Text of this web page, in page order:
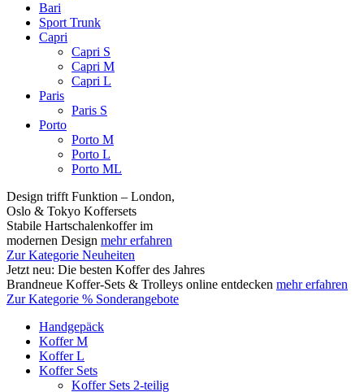
Bari
Sport Trunk
Capri
Capri S
Capri M
Capri L
Paris
Paris S
Porto
Porto M
Porto L
Porto ML
Design trifft Funktion – London,
Oslo & Tokyo Koffersets
Stabile Hartschalenkoffer im
modernen Design mehr erfahren
Zur Kategorie Neuheiten
Jetzt neu: Die besten Koffer des Jahres
Brandneue Koffer-Sets & Trolleys online entdecken mehr erfahren
Zur Kategorie % Sonderangebote
Handgepäck
Koffer M
Koffer L
Koffer Sets
Koffer Sets 2-teilig